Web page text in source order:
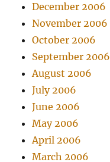
December 2006
November 2006
October 2006
September 2006
August 2006
July 2006
June 2006
May 2006
April 2006
March 2006